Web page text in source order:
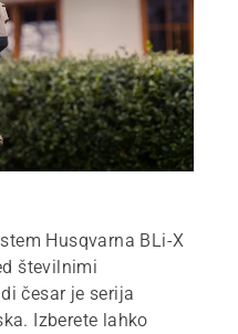
Husqvarna BLi-X
številnimi
česar je serija
Izberete lahko